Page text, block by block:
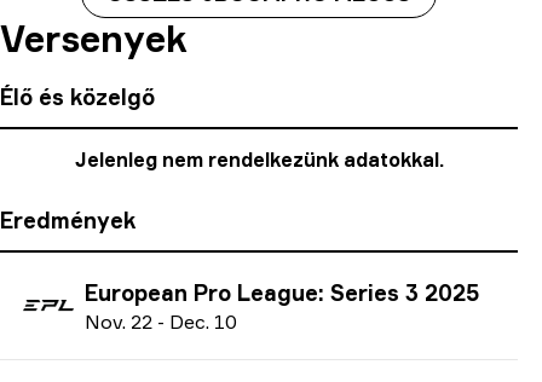
Versenyek
Élő és közelgő
Jelenleg nem rendelkezünk adatokkal.
Eredmények
European Pro League: Series 3 2025
Nov. 22 - Dec. 10